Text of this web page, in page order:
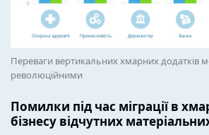
Переваги вертикальних хмарних додатків
революційними
Помилки під час міграції в
бізнесу відчутних